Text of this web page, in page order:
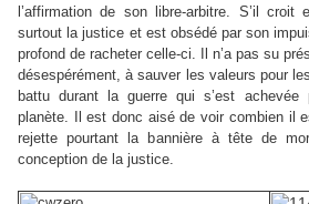
l’affirmation de son libre-arbitre. S’il
surtout la justice et est obsédé par son
profond de racheter celle-ci. Il n’a pas su
désespérément, à sauver les valeurs pour
battu durant la guerre qui s’est
planète. Il est donc aisé de voir combien il
rejette pourtant la bannière à tête de
conception de la justice.